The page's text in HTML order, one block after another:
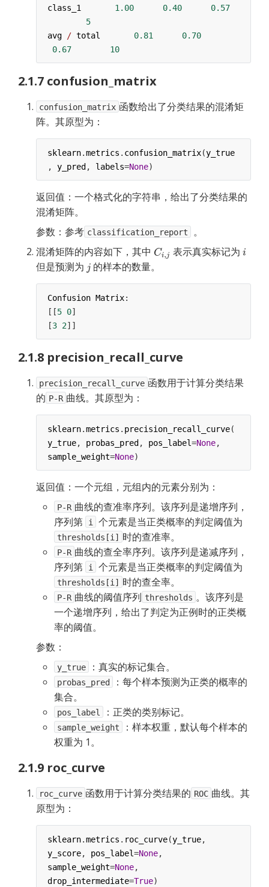
class_1 1.00 0.40
0.57
5
avg / total 0.81
0.70
0.67
10
2.1.7 confusion_matrix
confusion_matrix 函数给出了分类结果的混淆矩
阵。其原型为：
sklearn.metrics . confusion_matrix(y_true
, y_pred , labels=None)
返回值：一个格式化的字符串，给出了分类结果的
混淆矩阵。
参数：参考 classification_report
。
混淆矩阵的内容如下，其中
表示真实标记为
但是预测为
的样本的数量。
Confusion Matrix:
[[5 0]
[3 2]]
2.1.8 precision_recall_curve
precision_recall_curve 函数用于计算分类结果
的 P-R 曲线。其原型为：
sklearn.metrics . precision_recall_curve(
y_true, probas_pred , pos_label=None,
sample_weight=None)
返回值：一个元组，元组内的元素分别为：
P-R 曲线的查准率序列。该序列是递增序列，
序列第
i
thresholds[i] 时的查准率。
P-R 曲线的查全率序列。该序列是递减序列，
序列第
i
thresholds[i] 时的查全率。
P-R 曲线的阈值序列 thresholds 。该序列是
一个递增序列，给出了判定为正例时的正类概
率的阈值。
参数：
y_true ：真实的标记集合。
probas_pred
：每个样本预测为正类的概率的
集合。
pos_label ：正类的类别标记。
sample_weight
：样本权重，默认每个样本的
权重为 1。
2.1.9 roc_curve
roc_curve 函数用于计算分类结果的 ROC 曲线。其
原型为：
sklearn.metrics . roc_curve(y_true
y_score, pos_label=None
sample_weight=None,
drop_intermediate=True)